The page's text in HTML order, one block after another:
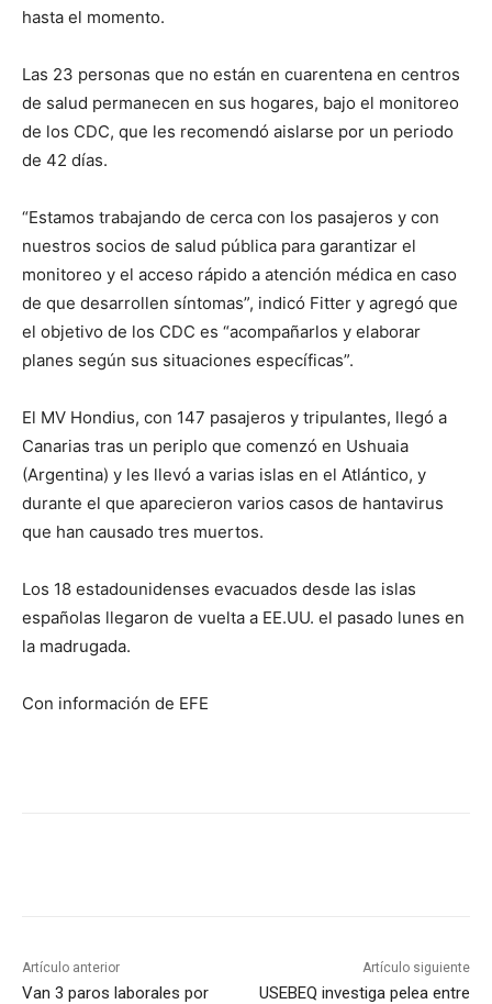
hasta el momento.
Las 23 personas que no están en cuarentena en centros
de salud permanecen en sus hogares, bajo el monitoreo
de los CDC, que les recomendó aislarse por un periodo
de 42 días.
“Estamos trabajando de cerca con los pasajeros y con
nuestros socios de salud pública para garantizar el
monitoreo y el acceso rápido a atención médica en caso
de que desarrollen síntomas”, indicó Fitter y agregó que
el objetivo de los CDC es “acompañarlos y elaborar
planes según sus situaciones específicas”.
El MV Hondius, con 147 pasajeros y tripulantes, llegó a
Canarias tras un periplo que comenzó en Ushuaia
(Argentina) y les llevó a varias islas en el Atlántico, y
durante el que aparecieron varios casos de hantavirus
que han causado tres muertos.
Los 18 estadounidenses evacuados desde las islas
españolas llegaron de vuelta a EE.UU. el pasado lunes en
la madrugada.
Con información de EFE
Artículo anterior
Van 3 paros laborales por
Artículo siguiente
USEBEQ investiga pelea entre